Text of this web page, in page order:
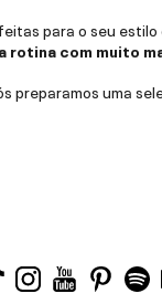
para o seu estilo
rotina com muito
preparamos uma